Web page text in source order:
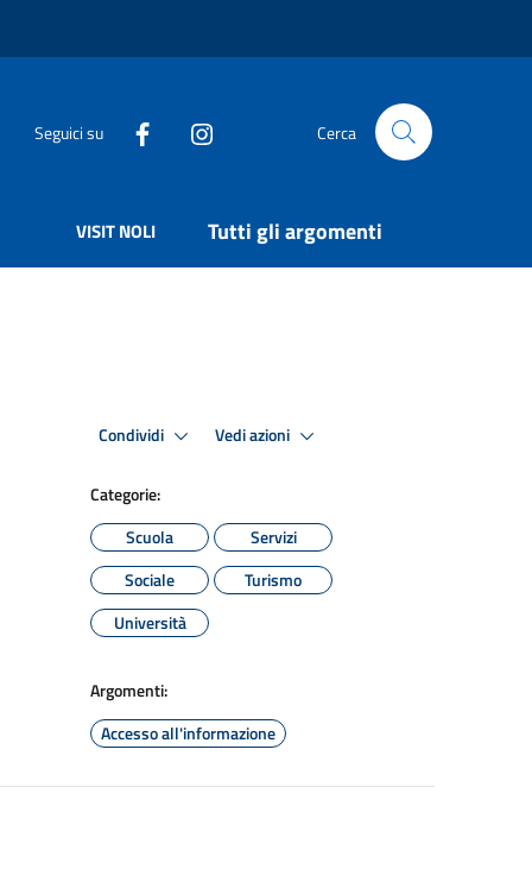
Seguici su Cerca
VISIT NOLI Tutti gli argomenti
Condividi Vedi azioni
Categorie:
Scuola
Servizi
Sociale
Turismo
Università
Argomenti:
Accesso all'informazione